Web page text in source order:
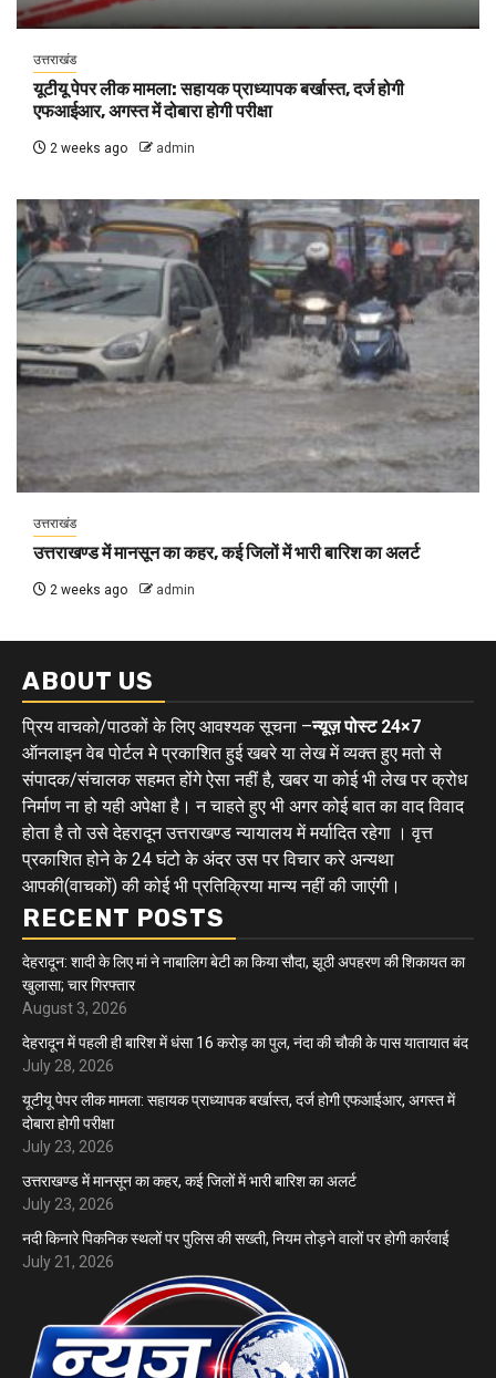
उत्तराखंड
यूटीयू पेपर लीक मामला: सहायक प्राध्यापक बर्खास्त, दर्ज होगी
एफआईआर, अगस्त में दोबारा होगी परीक्षा
2 weeks ago admin
उत्तराखंड
उत्तराखण्ड में मानसून का कहर, कई जिलों में भारी बारिश का अलर्ट
2 weeks ago admin
ABOUT US
प्रिय वाचको/पाठकों के लिए आवश्यक सूचना –न्यूज़ पोस्ट 24×7
ऑनलाइन वेब पोर्टल मे प्रकाशित हुई खबरे या लेख में व्यक्त हुए मतो से
संपादक/संचालक सहमत होंगे ऐसा नहीं है, खबर या कोई भी लेख पर क्रोध
निर्माण ना हो यही अपेक्षा है। न चाहते हुए भी अगर कोई बात का वाद विवाद
होता है तो उसे देहरादून उत्तराखण्ड न्यायालय में मर्यादित रहेगा । वृत्त
प्रकाशित होने के 24 घंटो के अंदर उस पर विचार करे अन्यथा
आपकी(वाचकों) की कोई भी प्रतिक्रिया मान्य नहीं की जाएंगी।
RECENT POSTS
देहरादून: शादी के लिए मां ने नाबालिग बेटी का किया सौदा, झूठी अपहरण की शिकायत का
खुलासा; चार गिरफ्तार
August 3, 2026
देहरादून में पहली ही बारिश में धंसा 16 करोड़ का पुल, नंदा की चौकी के पास यातायात बंद
July 28, 2026
यूटीयू पेपर लीक मामला: सहायक प्राध्यापक बर्खास्त, दर्ज होगी एफआईआर, अगस्त में
दोबारा होगी परीक्षा
July 23, 2026
उत्तराखण्ड में मानसून का कहर, कई जिलों में भारी बारिश का अलर्ट
July 23, 2026
नदी किनारे पिकनिक स्थलों पर पुलिस की सख्ती, नियम तोड़ने वालों पर होगी कार्रवाई
July 21, 2026